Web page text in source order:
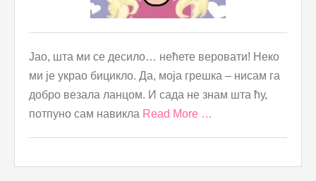
Јао, шта ми се десило… нећете веровати! Неко
ми је украо бицикло. Да, моја грешка – нисам га
добро везала ланцом. И сада не знам шта ћу,
потпуно сам навикла Read More …